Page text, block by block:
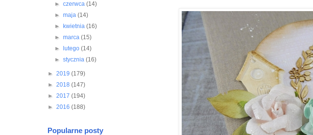
► czerwca (14)
► maja (14)
►
kwietnia (16)
► marca (15)
►
lutego (14)
► stycznia (16)
► 2019 (179)
► 2018 (147)
► 2017 (194)
► 2016 (188)
Popularne posty